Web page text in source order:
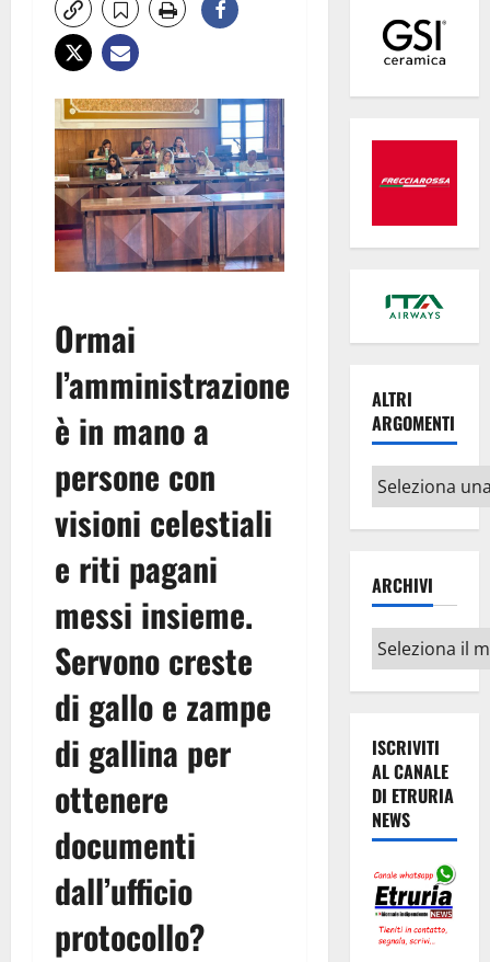
Ormai
l’amministrazione
è in mano a
persone con
visioni celestiali
e riti pagani
messi insieme.
Servono creste
di gallo e zampe
di gallina per
ottenere
documenti
dall’ufficio
protocollo?
ALTRI
ARGOMENTI
Altri
argomenti
ARCHIVI
Archivi
ISCRIVITI
AL CANALE
DI ETRURIA
NEWS